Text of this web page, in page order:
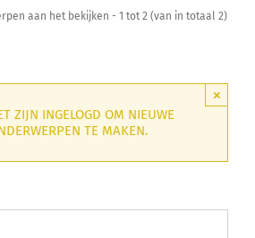
aan het bekijken - 1 tot 2 (van in totaal 2)
×
ZIJN INGELOGD OM NIEUWE
TE MAKEN.